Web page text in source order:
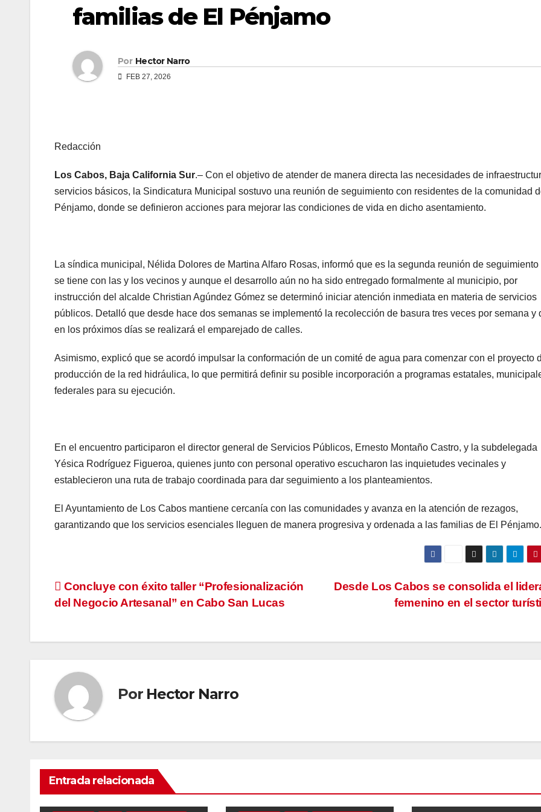
familias de El Pénjamo
Por Hector Narro
FEB 27, 2026
Redacción
Los Cabos, Baja California Sur.– Con el objetivo de atender de manera directa las necesidades de
servicios básicos, la Sindicatura Municipal sostuvo una reunión de seguimiento con residentes de la comunidad
Pénjamo, donde se definieron acciones para mejorar las condiciones de vida en dicho asentamiento.
La síndica municipal, Nélida Dolores de Martina Alfaro Rosas, informó que es la segunda reunión de seguimiento
se tiene con las y los vecinos y aunque el desarrollo aún no ha sido entregado formalmente al municipio, por
instrucción del alcalde Christian Agúndez Gómez se determinó iniciar atención inmediata en materia de servicios
públicos. Detalló que desde hace dos semanas se implementó la recolección de basura tres veces por semana y
en los próximos días se realizará el emparejado de calles.
Asimismo, explicó que se acordó impulsar la conformación de un comité de agua para comenzar con el proyecto
producción de la red hidráulica, lo que permitirá definir su posible incorporación a programas estatales,
federales para su ejecución.
En el encuentro participaron el director general de Servicios Públicos, Ernesto Montaño Castro, y la subdelegada
Yésica Rodríguez Figueroa, quienes junto con personal operativo escucharon las inquietudes vecinales y
establecieron una ruta de trabajo coordinada para dar seguimiento a los planteamientos.
El Ayuntamiento de Los Cabos mantiene cercanía con las comunidades y avanza en la atención de rezagos,
garantizando que los servicios esenciales lleguen de manera progresiva y ordenada a las familias de El Pénjamo.
Navegación
entradas
Desde Los Cabos se consolida el
femenino en el sector
Concluye con éxito taller “Profesionalización
del Negocio Artesanal” en Cabo San Lucas
Por Hector Narro
Entrada relacionada